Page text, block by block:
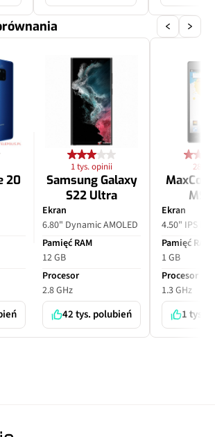
20
1 tys. opinii
Samsung Galaxy
S22 Ultra
Ekran
6.80" Dynamic AMOLED
Pamięć RAM
12 GB
Procesor
2.8 GHz
42 tys. polubień
28
Ekran
4.50" IPS
Pamięć RAM
1 GB
Procesor
1.3 GHz
1 tys.